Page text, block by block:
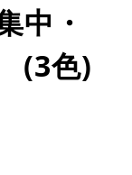
中・
(3色)